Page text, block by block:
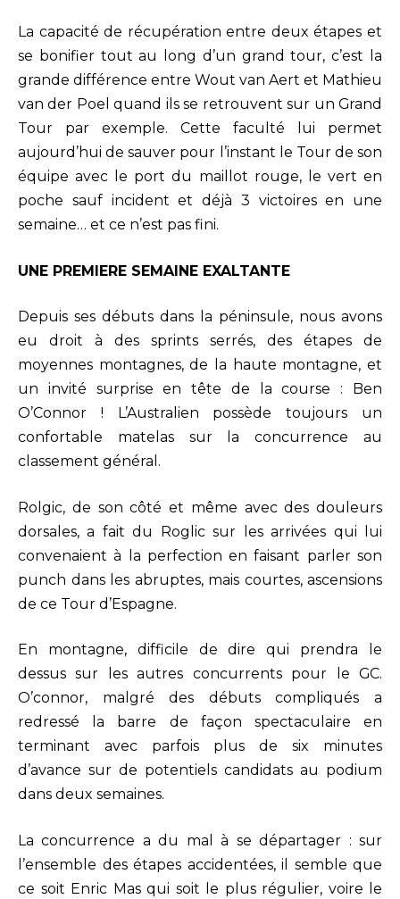
La capacité de récupération entre deux étapes et
se bonifier tout au long d’un grand tour, c’est la
grande différence entre Wout van Aert et Mathieu
van der Poel quand ils se retrouvent sur un Grand
Tour par exemple. Cette faculté lui permet
aujourd’hui de sauver pour l’instant le Tour de son
équipe avec le port du maillot rouge, le vert en
poche sauf incident et déjà 3 victoires en une
semaine… et ce n’est pas fini.
UNE PREMIERE SEMAINE EXALTANTE
Depuis ses débuts dans la péninsule, nous avons
eu droit à des sprints serrés, des étapes de
moyennes montagnes, de la haute montagne, et
un invité surprise en tête de la course : Ben
O’Connor ! L’Australien possède toujours un
confortable matelas sur la concurrence au
classement général.
Rolgic, de son côté et même avec des douleurs
dorsales, a fait du Roglic sur les arrivées qui lui
convenaient à la perfection en faisant parler son
punch dans les abruptes, mais courtes, ascensions
de ce Tour d’Espagne.
En montagne, difficile de dire qui prendra le
dessus sur les autres concurrents pour le GC.
O’connor, malgré des débuts compliqués a
redressé la barre de façon spectaculaire en
terminant avec parfois plus de six minutes
d’avance sur de potentiels candidats au podium
dans deux semaines.
La concurrence a du mal à se départager : sur
l’ensemble des étapes accidentées, il semble que
ce soit Enric Mas qui soit le plus régulier, voire le